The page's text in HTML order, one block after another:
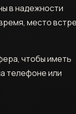
в надежности
место
чтобы иметь
телефоне или